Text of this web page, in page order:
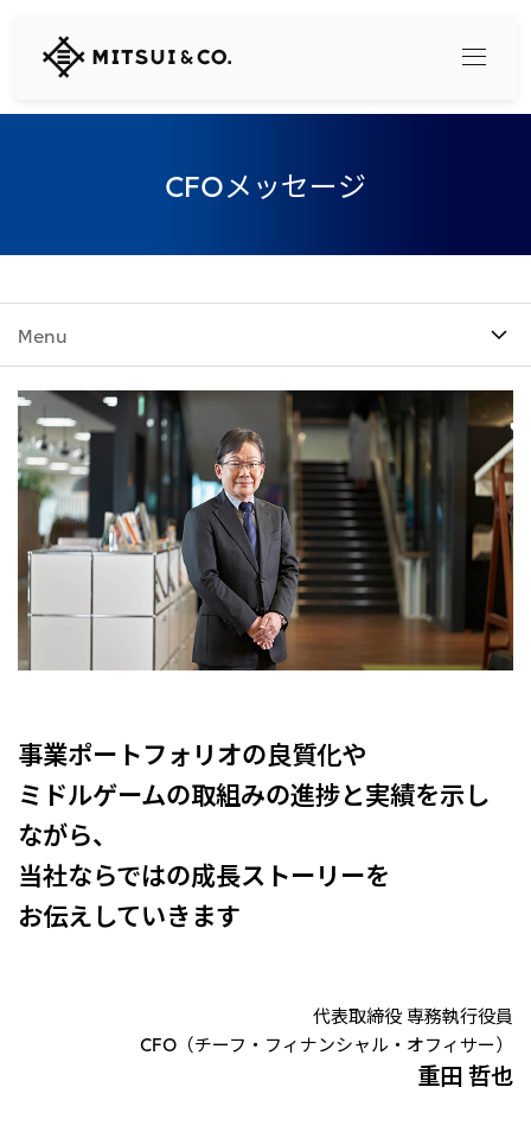
三
井
産
360° business innovation
トップ
三井物産ブランド・プロジェクト
モロッコで、世界で、タン
パク質バリューチェーン
八代 侑輝
すべては、志からはじま
る。
会社情報
トップ
社長メッセージ
三井物産について
三井物産の事業
会社概要
経営理念
リーダーシップチーム・役員一覧
国内・海外拠点
事業本部紹介
コーポレート・ガバナンス
三井物産のDX
三井物産の人材マネジメント
ライブラリー
会社案内 会社紹介映像
リリース
トップ
What's New
重要なお知らせ
トピックス
2026年
2025年
2023年
2019年
2026.8.4
従業員向け株式報酬制度の継続
令和8年熊本地震被害に対する支援について
サステナビリティ
トップ
サステナビリティ最新情報
サステナビリティ経営
Governance
マテリアリティ
イニシアティブへの参画
三井物産の人材マネジメント
三井物産の森
社会貢献活動
ライブラリー
TCFDに基づく情報開示
経営方針・戦略
財務・業績情報
IR資料室
個人株主・投資家の皆様へ
株主・株式基本情報
IRカレンダー
IRサポート
Careers
トップ
三井物産について
採用情報
本店新卒採用・キャリア採用
グループ会社採用情報
Network Website
トップ
CFOメッセージ
Menu
事業ポートフォリオの良質化や
ミドルゲームの取組みの進捗と実績を示し
ながら、
当社ならではの成長ストーリーを
お伝えしていきます
代表取締役 専務執行役員
CFO（チーフ・フィナンシャル・オフィサー）
重田 哲也